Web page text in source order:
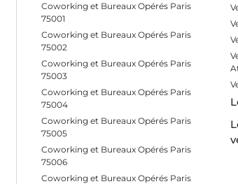
Coworking et Bureaux Opérés Paris
75001
Coworking et Bureaux Opérés Paris
75002
Coworking et Bureaux Opérés Paris
75003
Coworking et Bureaux Opérés Paris
75004
Coworking et Bureaux Opérés Paris
75005
Coworking et Bureaux Opérés Paris
75006
Coworking et Bureaux Opérés Paris